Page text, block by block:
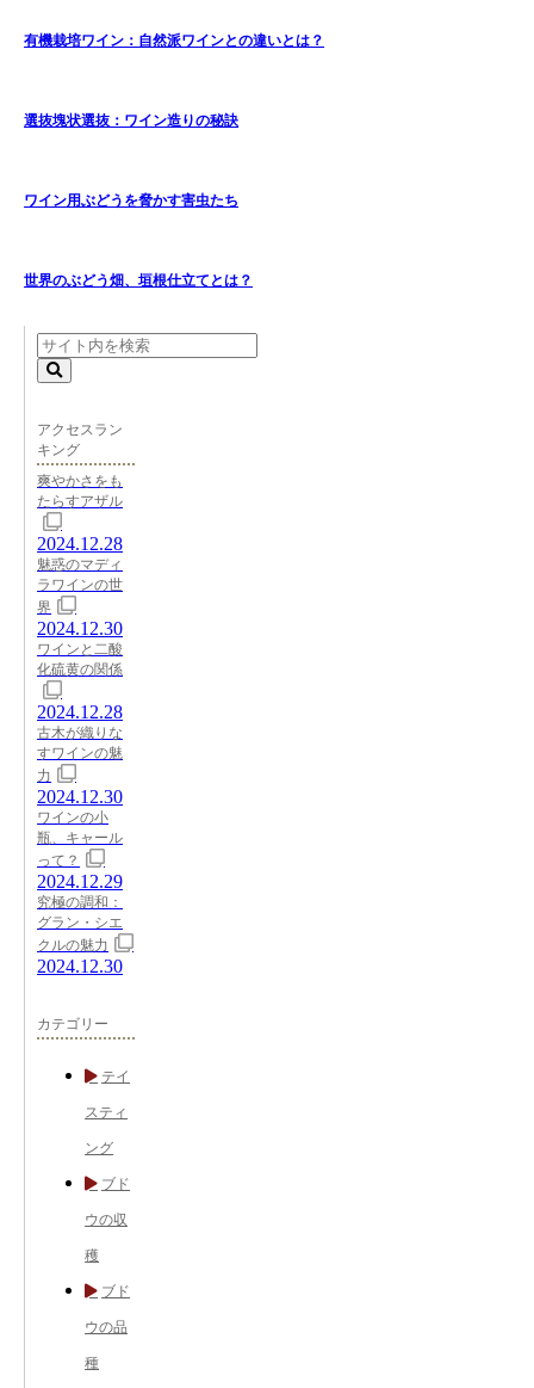
有機栽培ワイン：自然派ワインとの違いとは？
選抜塊状選抜：ワイン造りの秘訣
ワイン用ぶどうを脅かす害虫たち
世界のぶどう畑、垣根仕立てとは？
アクセスラン
キング
爽やかさをも
たらすアザル
2024.12.28
魅惑のマディ
ラワインの世
界
2024.12.30
ワインと二酸
化硫黄の関係
2024.12.28
古木が織りな
すワインの魅
力
2024.12.30
ワインの小
瓶、キャール
って？
2024.12.29
究極の調和：
グラン・シエ
クルの魅力
2024.12.30
カテゴリー
テイ
スティ
ング
ブド
ウの収
穫
ブド
ウの品
種